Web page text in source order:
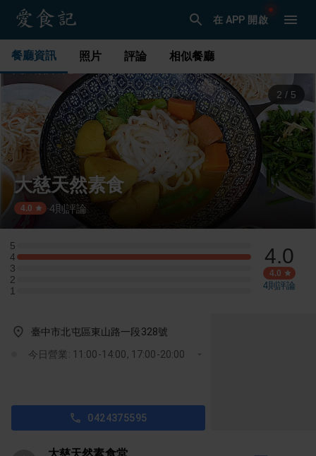
在 APP 開啟
餐廳資訊 照片 評論 相似餐廳
3 / 5
大慈天然素食
4.0 ·4則評論
5
5 星：0 則評論
4
4 星：1 則評論
3
3 星：0 則評論
2
2 星：0 則評論
1
1 星：0 則評論
4.0
4.0
4則評論
臺中市北屯區東山路一段328號
今日營業: 11:00-14:00, 17:00-20:00
0424375595